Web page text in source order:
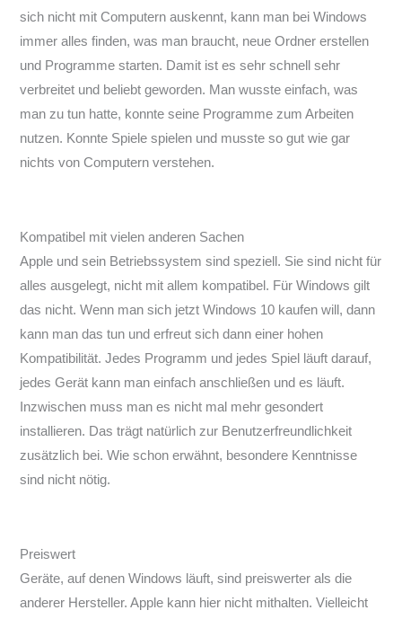
sich nicht mit Computern auskennt, kann man bei Windows
immer alles finden, was man braucht, neue Ordner erstellen
und Programme starten. Damit ist es sehr schnell sehr
verbreitet und beliebt geworden. Man wusste einfach, was
man zu tun hatte, konnte seine Programme zum Arbeiten
nutzen. Konnte Spiele spielen und musste so gut wie gar
nichts von Computern verstehen.
Kompatibel mit vielen anderen Sachen
Apple und sein Betriebssystem sind speziell. Sie sind nicht für
alles ausgelegt, nicht mit allem kompatibel. Für Windows gilt
das nicht. Wenn man sich jetzt Windows 10 kaufen will, dann
kann man das tun und erfreut sich dann einer hohen
Kompatibilität. Jedes Programm und jedes Spiel läuft darauf,
jedes Gerät kann man einfach anschließen und es läuft.
Inzwischen muss man es nicht mal mehr gesondert
installieren. Das trägt natürlich zur Benutzerfreundlichkeit
zusätzlich bei. Wie schon erwähnt, besondere Kenntnisse
sind nicht nötig.
Preiswert
Geräte, auf denen Windows läuft, sind preiswerter als die
anderer Hersteller. Apple kann hier nicht mithalten. Vielleicht